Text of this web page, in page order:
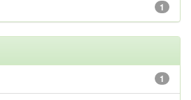
1
1